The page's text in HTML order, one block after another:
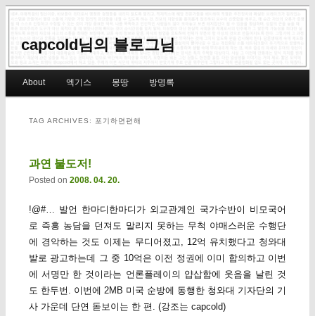
capcold님의 블로그님
Skip to primary content
Skip to secondary content
About 엑기스 몽땅 방명록
TAG ARCHIVES: 포기하면편해
과연 불도저!
Posted on 2008. 04. 20.
!@#… 발언 한마디한마디가 외교관계인 국가수반이 비모국어
로 즉흥 농담을 던져도 말리지 못하는 무척 야매스러운 수행단
에 경악하는 것도 이제는 무디어졌고, 12억 유치했다고 청와대
발로 광고하는데 그 중 10억은 이전 정권에 이미 합의하고 이번
에 서명만 한 것이라는 언론플레이의 얍삽함에 웃음을 날린 것
도 한두번. 이번에 2MB 미국 순방에 동행한 청와대 기자단의 기
사 가운데 단연 돋보이는 한 편. (강조는 capcold)